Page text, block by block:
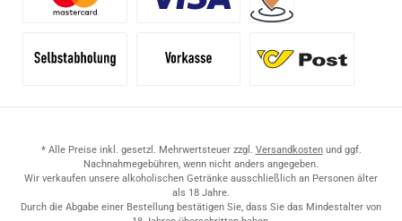
* Alle Preise inkl. gesetzl. Mehrwertsteuer zzgl. Versandkostenund ggf.
Nachnahmegebühren, wenn nicht anders angegeben.
Wir verkaufen unsere alkoholischen Getränke ausschließlich an Personen älter
als 18 Jahre.
Durch die Abgabe einer Bestellung bestätigen Sie, dass Sie das Mindestalter von